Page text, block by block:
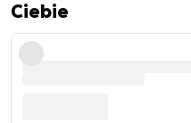
Ciebie